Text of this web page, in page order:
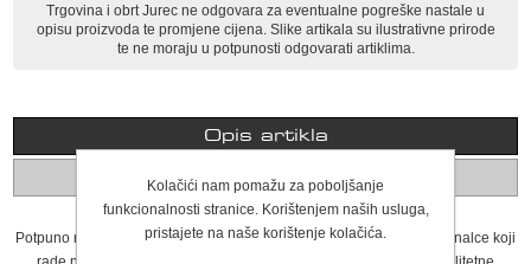
Trgovina i obrt Jurec ne odgovara za eventualne pogreške nastale u
opisu proizvoda te promjene cijena. Slike artikala su ilustrativne prirode
te ne moraju u potpunosti odgovarati artiklima.
Opis artikla
Komentari
Potpuno nova linija flaksa OREGON TerraMax idealna je za profesionalce koji
Kolačići nam pomažu za poboljšanje
funkcionalnosti stranice. Korištenjem naših usluga,
pristajete na naše korištenje kolačića.